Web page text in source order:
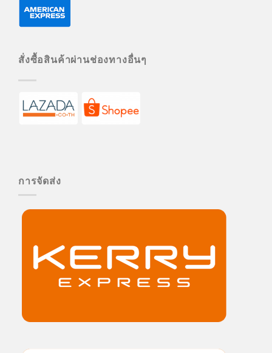
สั่งซื้อสินค้าผ่านช่องทางอื่นๆ
การจัดส่ง